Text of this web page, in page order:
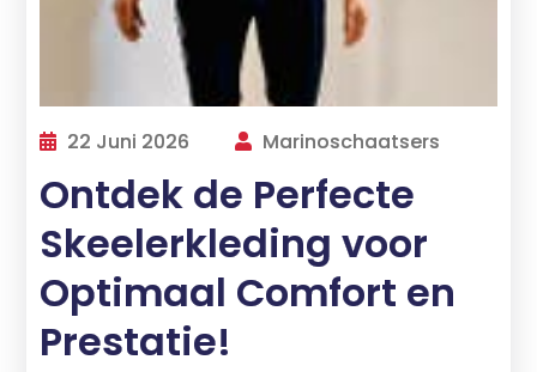
22 Juni 2026 Marinoschaatsers
Ontdek de Perfecte
Skeelerkleding voor
Optimaal Comfort en
Prestatie!